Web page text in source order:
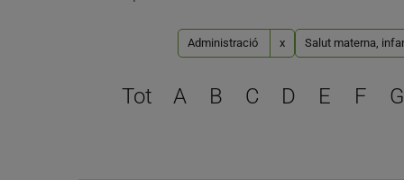
Administració x Salut materna,
Tot A B C D E F G